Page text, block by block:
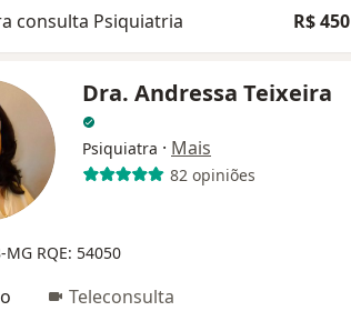
consulta Psiquiatria R$ 450
Dra. Andressa Teixeira
Psiquiatra · Mais
82 opiniões
MG RQE: 54050
Teleconsulta